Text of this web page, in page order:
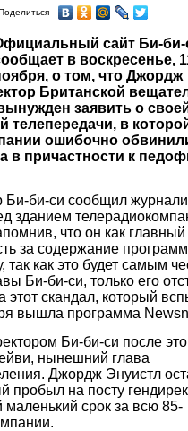
сайт Би-би-
в воскресенье,
о том, что Джордж
Британской
заявить о
телепередачи, в
ошибочно
в причастности к
Би-би-си сообщил
зданием
что он как главный
за содержание
так как это будет самым
Би-би-си, только его
этот скандал, который
вышла программа
Би-би-си после
нынешний глава
Джордж Энуистл
пробыл на посту
срок за всю 85-